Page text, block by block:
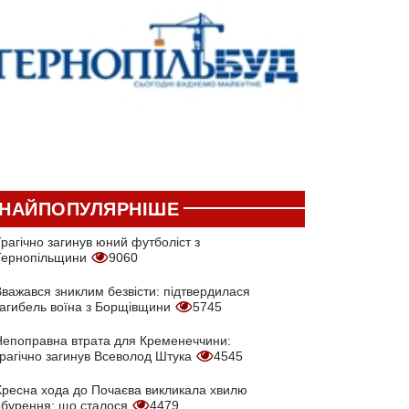
загинув юний футболіст з
9060
зниклим безвісти: підтвердилася
воїна з Борщівщини
5745
втрата для Кременеччини:
загинув Всеволод Штука
4545
хода до Почаєва викликала хвилю
що сталося
4479